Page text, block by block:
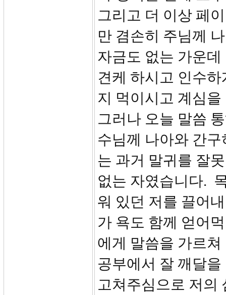
그리고 더 이상 페
만 겸손히 주님께
자금도 없는 가운
견케 하시고 인수
지 먹이시고 계심
그러나 오늘 말씀
수님께 나아와 간
는 과거 말귀를 잘
없는 자였습니다.
워 있던 저를 끌어
가 욕도 함께 얻어
에게 말씀을 가르
공부에서 잘 깨달
고쳐주심으로 저의